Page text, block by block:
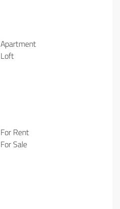
Apartment
Loft
For Rent
For Sale